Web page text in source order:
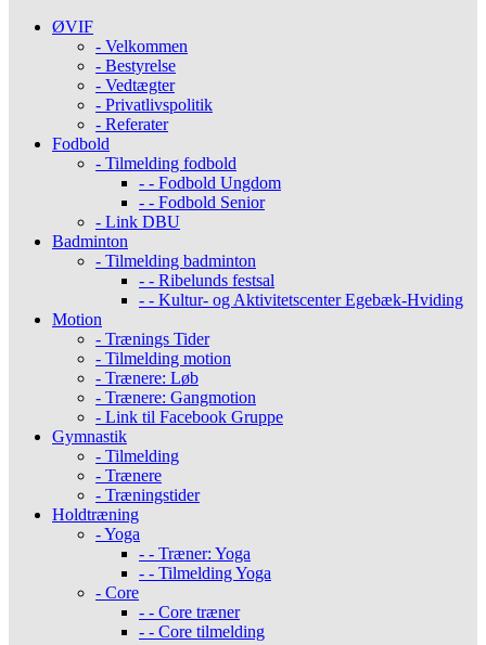
ØVIF
- Velkommen
- Bestyrelse
- Vedtægter
- Privatlivspolitik
- Referater
Fodbold
- Tilmelding fodbold
- - Fodbold Ungdom
- - Fodbold Senior
- Link DBU
Badminton
- Tilmelding badminton
- - Ribelunds festsal
- - Kultur- og Aktivitetscenter Egebæk-Hviding
Motion
- Trænings Tider
- Tilmelding motion
- Trænere: Løb
- Trænere: Gangmotion
- Link til Facebook Gruppe
Gymnastik
- Tilmelding
- Trænere
- Træningstider
Holdtræning
- Yoga
- - Træner: Yoga
- - Tilmelding Yoga
- Core
- - Core træner
- - Core tilmelding